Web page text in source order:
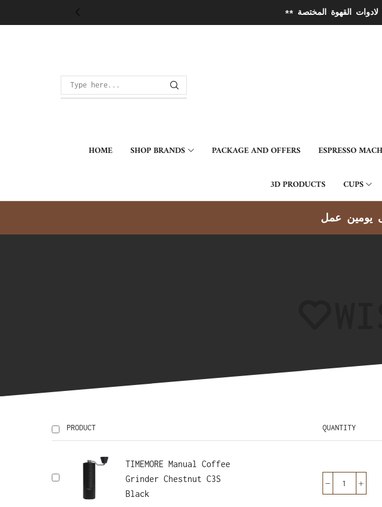
HOME SHOP BRANDS PACKAGE AND OFFERS ESPRESSO
3D PRODUCTS CUPS
يومين عمل
PRODUCT QUANTITY
TIMEMORE Manual Coffee
Grinder Chestnut C3S
Black